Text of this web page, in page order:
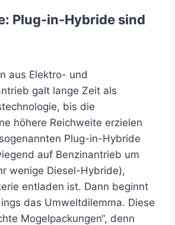
Plug-in-Hybride sind
aus Elektro- und
galt lange Zeit als
bis die
höhere Reichweite erzielen
Plug-in-Hybride
auf Benzinantrieb um
wenige Diesel-Hybride),
entladen ist. Dann beginnt
das Umweltdilemma. Diese
Mogelpackungen“, denn